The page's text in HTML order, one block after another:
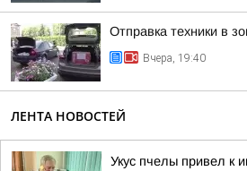
Отправка техники в
Вчера, 19:40
ЛЕНТА НОВОСТЕЙ
Укус пчелы привел к